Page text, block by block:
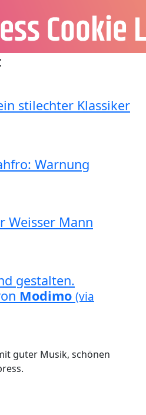
stilechter Klassiker
Warnung
Weisser Mann
gestalten.
Modimo (via
guter Musik, schönen